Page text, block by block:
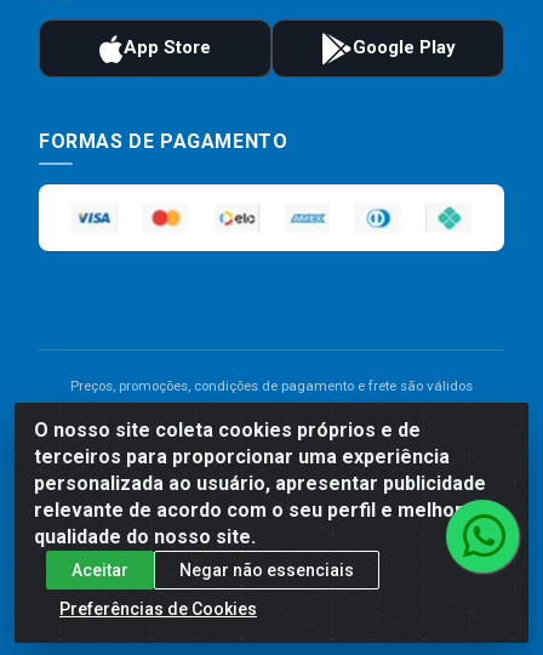
O nosso site coleta cookies próprios e de
terceiros para proporcionar uma experiência
personalizada ao usuário, apresentar publicidade
relevante de acordo com o seu perfil e melhorar a
qualidade do nosso site.
Aceitar
Negar não essenciais
Preferências de Cookies
FORMAS DE PAGAMENTO
Preços, promoções, condições de pagamento e frete são válidos
divergência de preço de um produto, será válido o preço que for
exibido no carrinho de compras do site no momento do pagamento.
As vendas estão sujeitas a análise e disponibilidade do estoque.
Imagens de produtos meramente ilustrativas.
Comercial de Construção 2001 LTDA - Av. Congresso
Eucarístico, 1179 - São José, Carpina - PE - CEP: 55811-
000 - 70.220.389/0001-66